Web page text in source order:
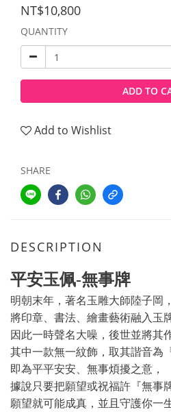
NT$10,800
QUANTITY
ADD TO
Add to Wishlist
SHARE
DESCRIPTION
平安玉佩-無事牌
明朝末年，著名玉雕大師陸子岡，
將印章、書法、繪畫藝術融入玉
因此一時聲名大噪，後世並將其
其中一款無一紋飾，取其諧音為
即為平平安安、無事煩擾之意，
據說只要把願望或祝福許『無事
願望就可能成真，並且守護你一生